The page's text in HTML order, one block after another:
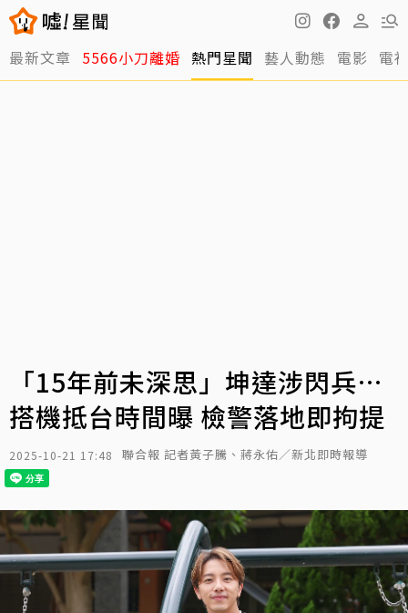
最新文章 5566小刀離婚 熱門星聞 藝人動態 電影 電
「15年前未深思」坤達涉閃兵…
搭機抵台時間曝 檢警落地即拘提
2025-10-21 17:48 聯合報 記者黃子騰、蔣永佑／新北即時報導